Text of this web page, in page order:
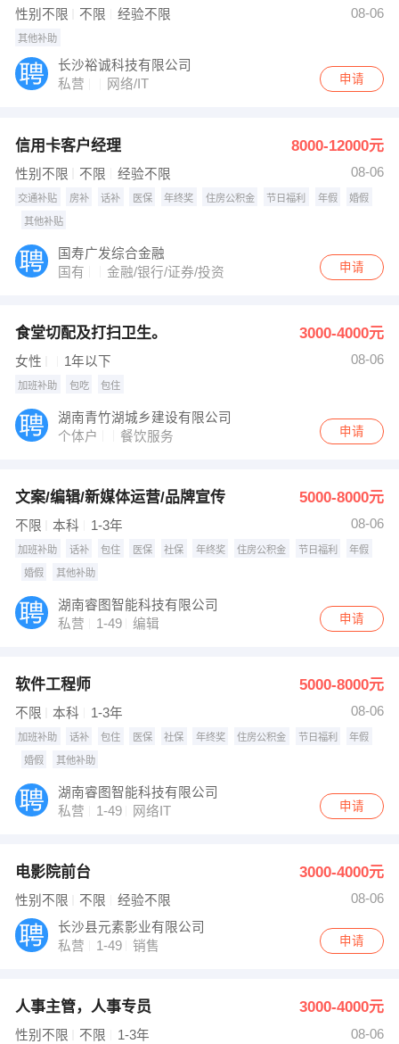
性别不限 不限 经验不限 08-06
其他补助
长沙裕诚科技有限公司
私营
网络/IT 申请
信用卡客户经理 8000-12000元
性别不限 不限 经验不限 08-06
交通补贴 房补 话补 医保 年终奖 住房公积金 节日福利 年假 婚假
其他补贴
国寿广发综合金融
国有
金融/银行/证券/投资 申请
食堂切配及打扫卫生。 3000-4000元
女性 1年以下 08-06
加班补助 包吃 包住
湖南青竹湖城乡建设有限公司
个体户
餐饮服务 申请
文案/编辑/新媒体运营/品牌宣传 5000-8000元
不限 本科 1-3年 08-06
加班补助 话补 包住 医保 社保 年终奖 住房公积金 节日福利 年假
婚假 其他补助
湖南睿图智能科技有限公司
私营
1-49 编辑 申请
软件工程师 5000-8000元
不限 本科 1-3年 08-06
加班补助 话补 包住 医保 社保 年终奖 住房公积金 节日福利 年假
婚假 其他补助
湖南睿图智能科技有限公司
私营
1-49 网络IT 申请
电影院前台 3000-4000元
性别不限 不限 经验不限
08-06
长沙县元素影业有限公司
私营
1-49 销售 申请
人事主管，人事专员 3000-4000元
性别不限 不限 1-3年 08-06